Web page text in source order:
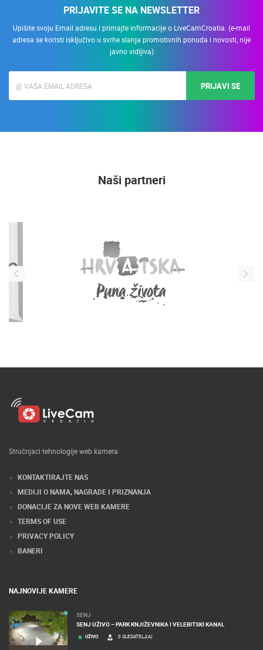
PRIJAVITE SE NA NEWSLETTER
Upišite svoju Email adresu i primajte informacije o LiveCamCroatia. (e-mail
adresa se koristi isključivo u svrhe slanja promotivnih ponuda i novosti, nije
javno vidljiva)
PRIJAVI SE
Naši partneri
Stručnjaci tehnologije web kamera
KONTAKTIRAJTE NAS
MEDIJI O NAMA, NAGRADE I PRIZNANJA
DONACIJE ZA NOVE WEB KAMERE
TERMS OF USE
PRIVACY POLICY
BANERI
NAJNOVIJE KAMERE
SENJ
SENJ UŽIVO – PARK KNJIŽEVNIKA I VELEBITSKI KANAL
UŽIVO 0 GLEDATELJ(A)